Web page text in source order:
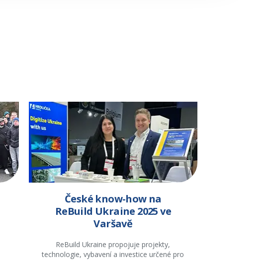
České know-how na
ReBuild Ukraine 2025 ve
Varšavě
ReBuild Ukraine propojuje projekty,
technologie, vybavení a investice určené pro